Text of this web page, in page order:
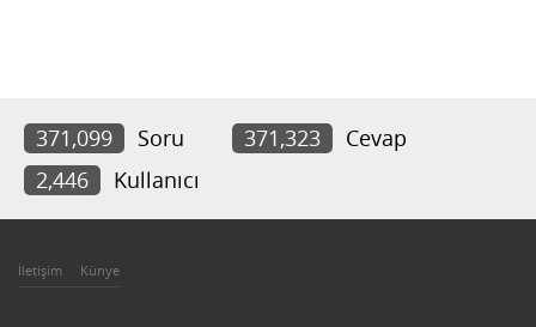
371,099 Soru 371,323
Cevap
2,446
Kullanıcı
İletişim Künye